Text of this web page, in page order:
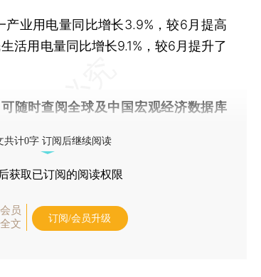
业用电量同比增长3.9%，较6月提高
活用电量同比增长9.1%，较6月提升了
可随时查阅全球及中国宏观经济数据库
共计0字 订阅后继续阅读
后获取已订阅的阅读权限
员
文
订阅/会员升级